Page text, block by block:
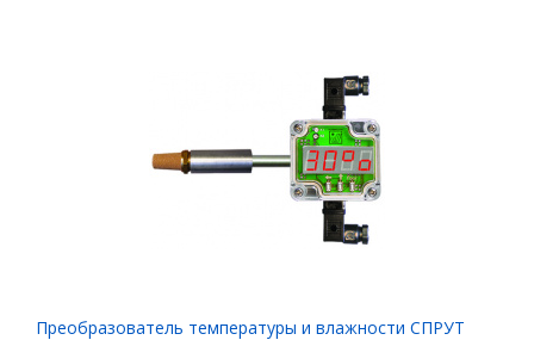
Преобразователь температуры и влажности СПРУТ